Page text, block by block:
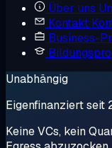
Über uns
Kontakt
Business-
Unabhängig
Eigenfinanziert seit
Keine VCs, kein